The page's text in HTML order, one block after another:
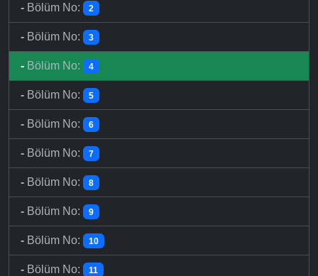
- Bölüm No: 2
- Bölüm No: 3
- Bölüm No: 4
- Bölüm No: 5
- Bölüm No: 6
- Bölüm No: 7
- Bölüm No: 8
- Bölüm No: 9
- Bölüm No: 10
- Bölüm No: 11